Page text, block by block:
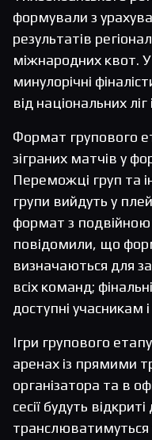
формували з
результатів
міжнародних квот.
минулорічні
від національних
Формат групового
зіграних матчів у
Переможці груп та
групи вийдуть у
формат з подвійною
повідомили, що
визначаються для
всіх команд;
доступні учасникам і
Ігри групового
аренах із прямими
організатора та в
сесії будуть
транслюватимуться